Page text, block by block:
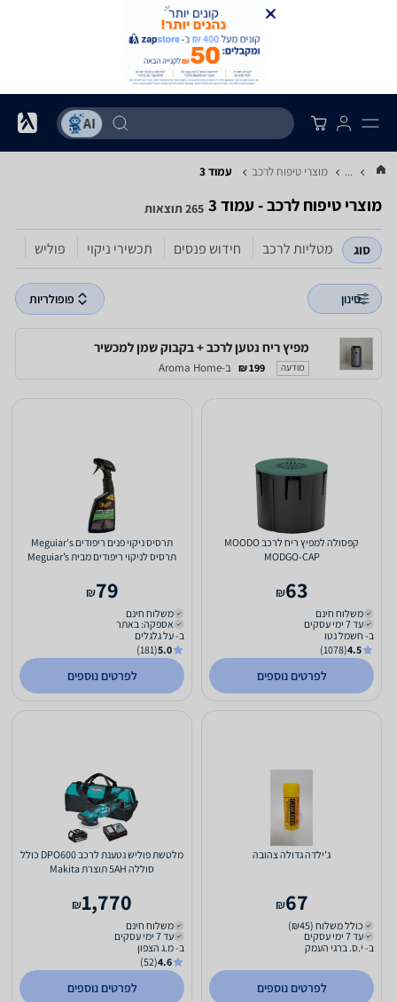
... מוצרי טיפוח לרכב עמוד 3
מוצרי טיפוח לרכב - עמוד 3 265 תוצאות
סוג מטליות לרכב חידוש פנסים תכשירי ניקוי פוליש
סינון פופולריות
מפיץ ריח נטען לרכב + בקבוק שמן למכשיר
מודעה 199 ₪ ב-Aroma Home
קפסולה למפיץ ריח לרכב MOODO
MODGO-CAP
63
₪
משלוח חינם
עד 7 ימי עסקים
ב- חשמל נטו
4.5
(1078)
לפרטים נוספים
תרסיס ניקוי פנים ריפודים Meguiar's
תרסיס לניקוי ריפודים מבית Meguiar’s
79
₪
משלוח חינם
אספקה: באתר
ב- על גלגלים
5.0
(181)
לפרטים נוספים
ג'ילדה גדולה צהובה
67
₪
כולל משלוח (₪45)
עד 7 ימי עסקים
ב- י.ס. ברגי העמק
לפרטים נוספים
מלטשת פוליש נטענת לרכב DPO600 כולל
סוללה 5AH תוצרת Makita
1,770
₪
משלוח חינם
עד 7 ימי עסקים
ב- מ.ג הצפון
4.6
(52)
לפרטים נוספים